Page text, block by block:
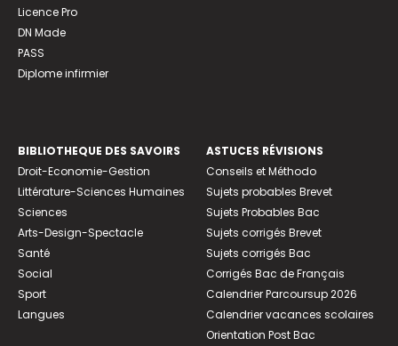
Licence Pro
DN Made
PASS
Diplome infirmier
BIBLIOTHEQUE DES SAVOIRS
Droit-Economie-Gestion
Littérature-Sciences Humaines
Sciences
Arts-Design-Spectacle
Santé
Social
Sport
Langues
ASTUCES RÉVISIONS
Conseils et Méthodo
Sujets probables Brevet
Sujets Probables Bac
Sujets corrigés Brevet
Sujets corrigés Bac
Corrigés Bac de Français
Calendrier Parcoursup 2026
Calendrier vacances scolaires
Orientation Post Bac